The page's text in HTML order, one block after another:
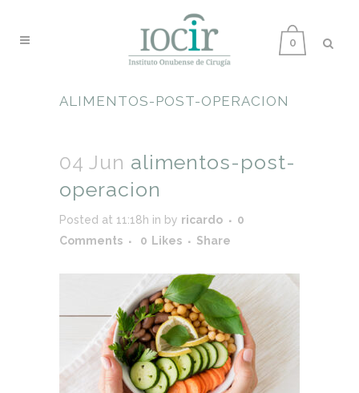
0
ALIMENTOS-POST-OPERACION
04 Jun alimentos-post-
operacion
Posted at 11:18h in by ricardo
0
Comments
0 Likes Share